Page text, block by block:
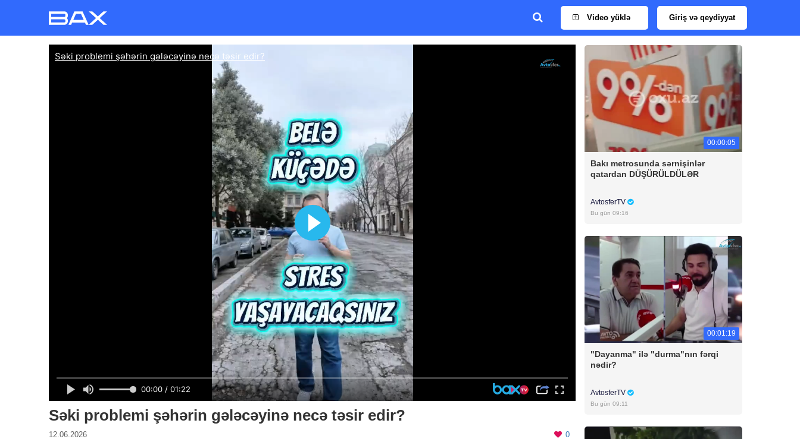
Video yüklə Giriş və qeydiyyat
Səki problemi şəhərin gələcəyinə necə təsir edir?
12.06.2026 0
00:00:05
Bakı metrosunda sərnişinlər
qatardan DÜŞÜRÜLDÜLƏR
AvtosferTV
Bu gün 09:16
00:01:19
"Dayanma" ilə "durma"nın fərqi
nədir?
AvtosferTV
Bu gün 09:11